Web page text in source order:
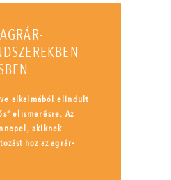
alkalmából elindult
elismerésre. Az
akiknek
hoz az agrár-